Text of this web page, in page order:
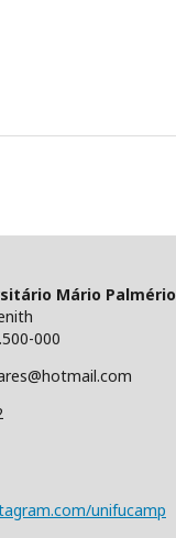
Mário Palmério
000
unifucamp